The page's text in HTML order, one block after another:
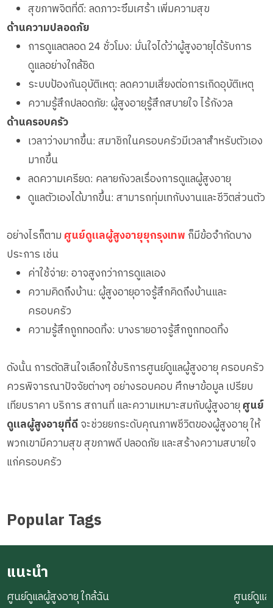
สุขภาพจิตที่ดี: ลดภาวะซึมเศร้า เพิ่มความสุข
ด้านความปลอดภัย
การดูแลตลอด 24 ชั่วโมง: มั่นใจได้ว่าผู้สูงอายุได้รับการ
ดูแลอย่างใกล้ชิด
ระบบป้องกันอุบัติเหตุ: ลดความเสี่ยงต่อการเกิดอุบัติเหตุ
ความรู้สึกปลอดภัย: ผู้สูงอายุรู้สึกสบายใจ ไร้กังวล
ด้านครอบครัว
เวลาว่างมากขึ้น: สมาชิกในครอบครัวมีเวลาสำหรับตัวเอง
มากขึ้น
ลดความเครียด: คลายกังวลเรื่องการดูแลผู้สูงอายุ
ดูแลตัวเองได้มากขึ้น: สามารถทุ่มเทกับงานและชีวิตส่วนตัว
อย่างไรก็ตาม ศูนย์ดูแลผู้สูงอายุยุกรุงเทพ ก็มีข้อจำกัดบาง
ประการ เช่น
ค่าใช้จ่าย: อาจสูงกว่าการดูแลเอง
ความคิดถึงบ้าน: ผู้สูงอายุอาจรู้สึกคิดถึงบ้านและ
ครอบครัว
ความรู้สึกถูกทอดทิ้ง: บางรายอาจรู้สึกถูกทอดทิ้ง
ดังนั้น การตัดสินใจเลือกใช้บริการศูนย์ดูแลผู้สูงอายุ ครอบครัว
ควรพิจารณาปัจจัยต่างๆ อย่างรอบคอบ ศึกษาข้อมูล เปรียบ
เทียบราคา บริการ สถานที่ และความเหมาะสมกับผู้สูงอายุศูนย์
ดูแลผู้สูงอายุที่ดีจะช่วยยกระดับคุณภาพชีวิตของผู้สูงอายุ ให้
พวกเขามีความสุข สุขภาพดี ปลอดภัย และสร้างความสบายใจ
แก่ครอบครัว
Popular Tags
แนะนำ
ศูนย์ดูแลผู้สูงอายุ ใกล้ฉัน
ศูนย์ดูแ